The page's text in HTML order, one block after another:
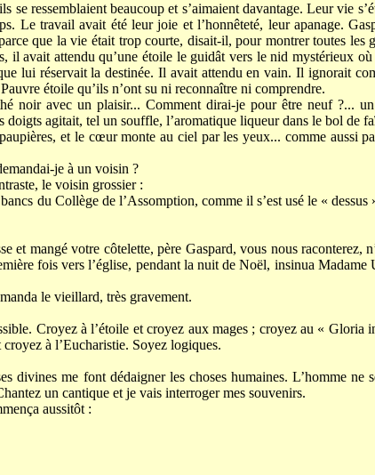
se ressemblaient beaucoup et s’aimaient davantage. Leur vie
Le travail avait été leur joie et l’honnêteté, leur apanage.
que la vie était trop courte, disait-il, pour montrer toutes les
il avait attendu qu’une étoile le guidât vers le nid mystérieux
lui réservait la destinée. Il avait attendu en vain. Il ignorait
étoile qu’ils n’ont su ni reconnaître ni comprendre.
noir avec un plaisir... Comment dirai-je pour être neuf ?...
doigts agitait, tel un souffle, l’aromatique liqueur dans le bol de
et le cœur monte au ciel par les yeux... comme aussi
je à un voisin ?
le voisin grossier :
du Collège de l’Assomption, comme il s’est usé le « dessus
et mangé votre côtelette, père Gaspard, vous nous raconterez,
fois vers l’église, pendant la nuit de Noël, insinua
le vieillard, très gravement.
Croyez à l’étoile et croyez aux mages ; croyez au « Gloria
à l’Eucharistie. Soyez logiques.
divines me font dédaigner les choses humaines. L’homme ne
un cantique et je vais interroger mes souvenirs.
aussitôt :